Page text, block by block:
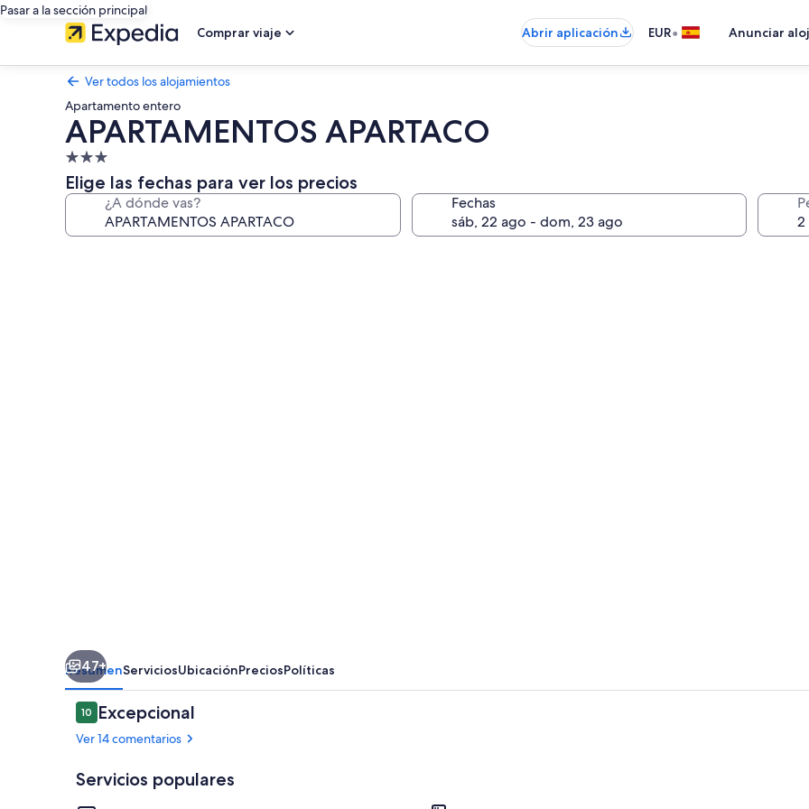
Pasar a la sección principal
Comprar viaje
Abrir aplicación EUR• Anunciar
Ver todos los alojamientos
Apartamento entero
APARTAMENTOS APARTACO
Alojamiento
de
3.0 estrellas
Elige las fechas para ver los precios
¿A dónde vas? Fechas
47+
ResumenServiciosUbicaciónPreciosPolíticas
Comentarios
1010 de 10
Excepcional
Ver 14 comentarios
Servicios populares